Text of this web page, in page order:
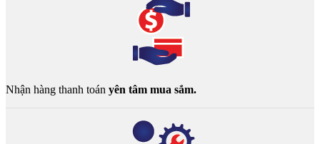
Nhận hàng thanh toán yên tâm mua sắm.